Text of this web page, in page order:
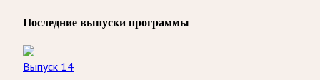
Последние выпуски программы
Выпуск 14